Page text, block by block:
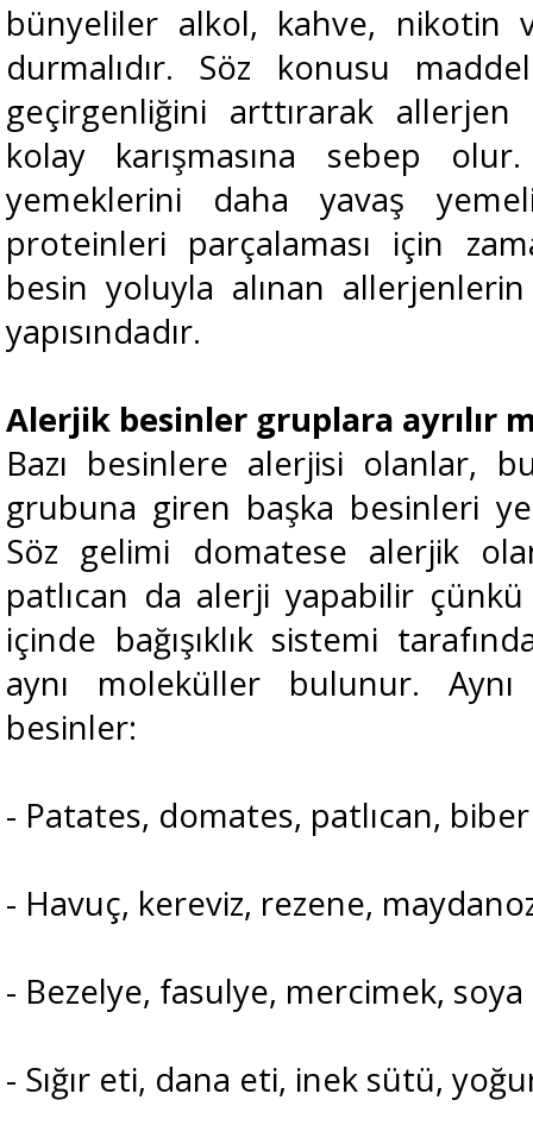
bünyeliler alkol, kahve, nikotin
durmalıdır. Söz konusu
geçirgenliğini arttırarak
kolay karışmasına sebep
yemeklerini daha yavaş
proteinleri parçalaması için
besin yoluyla alınan
yapısındadır.
Alerjik besinler gruplara ayrılır
Bazı besinlere alerjisi olanlar,
grubuna giren başka besinleri
Söz gelimi domatese alerjik
patlıcan da alerji yapabilir
içinde bağışıklık sistemi
aynı moleküller bulunur.
besinler:
- Patates, domates, patlıcan,
- Havuç, kereviz, rezene,
- Bezelye, fasulye, mercimek, soya
- Sığır eti, dana eti, inek sütü,